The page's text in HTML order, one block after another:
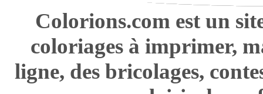
Colorions.com est un
coloriages à imprimer,
ligne, des bricolages,